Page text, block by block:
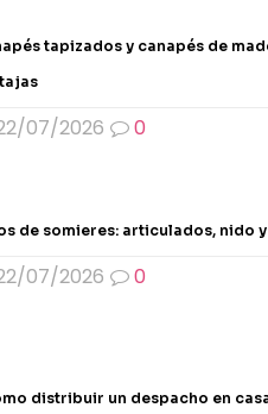
tapizados y canapés de
07/2026 0
de somieres: articulados, nido
07/2026 0
distribuir un despacho en